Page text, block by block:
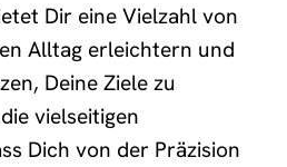
Dir eine Vielzahl von
Alltag erleichtern und
Deine Ziele zu
vielseitigen
Dich von der Präzision